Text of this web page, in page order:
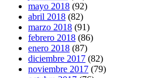
mayo 2018 (92)
abril 2018 (82)
marzo 2018 (91)
febrero 2018 (86)
enero 2018 (87)
diciembre 2017 (82)
noviembre 2017 (79)